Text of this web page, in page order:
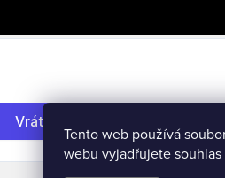
Tento web používá
webu vyjadřujete